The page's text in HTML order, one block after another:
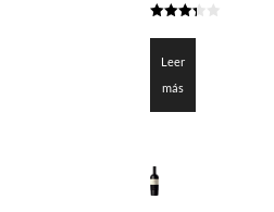
de 5
Leer
más